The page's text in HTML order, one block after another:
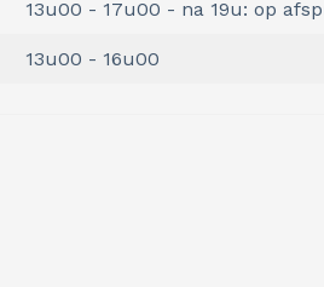
13u00 - 17u00 - na 19u: op
13u00 - 16u00